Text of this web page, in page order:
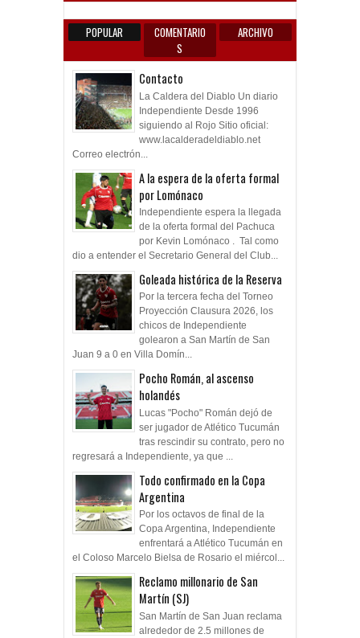
POPULAR
COMENTARIO
S
ARCHIVO
Contacto
La Caldera del Diablo Un diario
Independiente Desde 1996
siguiendo al Rojo Sitio oficial:
www.lacalderadeldiablo.net
Correo electrón...
A la espera de la oferta formal
por Lomónaco
Independiente espera la llegada
de la oferta formal del Pachuca
por Kevin Lomónaco . Tal como
dio a entender el Secretario General del Club...
Goleada histórica de la Reserva
Por la tercera fecha del Torneo
Proyección Clausura 2026, los
chicos de Independiente
golearon a San Martín de San
Juan 9 a 0 en Villa Domín...
Pocho Román, al ascenso
holandés
Lucas "Pocho" Román dejó de
ser jugador de Atlético Tucumán
tras rescindir su contrato, pero no
regresará a Independiente, ya que ...
Todo confirmado en la Copa
Argentina
Por los octavos de final de la
Copa Argentina, Independiente
enfrentará a Atlético Tucumán en
el Coloso Marcelo Bielsa de Rosario el miércol...
Reclamo millonario de San
Martín (SJ)
San Martín de San Juan reclama
alrededor de 2.5 millones de